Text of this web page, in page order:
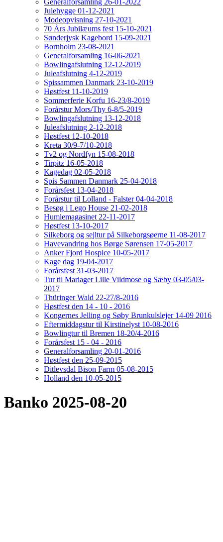
Generalforsamling 26-01-2022
Julehygge 01-12-2021
Modeopvisning 27-10-2021
70 Års Jubilæums fest 15-10-2021
Sønderjysk Kagebord 15-09-2021
Bornholm 23-08-2021
Generalforsamling 16-06-2021
Bowlingafslutning 12-12-2019
Juleafslutning 4-12-2019
Spissammen Danmark 23-10-2019
Høstfest 11-10-2019
Sommerferie Korfu 16-23/8-2019
Forårstur Mors/Thy 6-8/5-2019
Bowlingafslutning 13-12-2018
Juleafslutning 2-12-2018
Høstfest 12-10-2018
Kreta 30/9-7/10-2018
Tv2 og Nordfyn 15-08-2018
Tirpitz 16-05-2018
Kagedag 02-05-2018
Spis Sammen Danmark 25-04-2018
Forårsfest 13-04-2018
Forårstur til Lolland - Falster 04-04-2018
Besøg i Lego House 21-02-2018
Humlemagasinet 22-11-2017
Høstfest 13-10-2017
Silkeborg og sejltur på Silkeborgsøerne 11-08-2017
Havevandring hos Børge Sørensen 17-05-2017
Anker Fjord Hospice 10-05-2017
Kage dag 19-04-2017
Forårsfest 31-03-2017
Tur til Mariager Lille Vildmose og Sæby 03-05/03-
2017
Thüringer Wald 22-27/8-2016
Høstfest den 14 - 10 - 2016
Kongernes Jelling og Søby Brunkulslejer 14-09 2016
Eftermiddagstur til Kirstinelyst 10-08-2016
Bowlingtur til Bremen 18-20/4-2016
Forårsfest 15 - 04 - 2016
Generalforsamling 20-01-2016
Høstfest den 25-09-2015
Ditlevsdal Bison Farm 05-08-2015
Holland den 10-05-2015
Banko 2025-08-20